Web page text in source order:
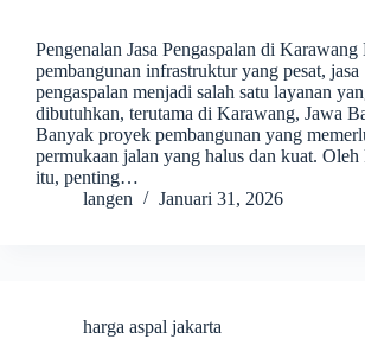
Pengenalan Jasa Pengaspalan di Karawang
pembangunan infrastruktur yang pesat, jasa
pengaspalan menjadi salah satu layanan
dibutuhkan, terutama di Karawang, Jawa
Banyak proyek pembangunan yang
permukaan jalan yang halus dan kuat. Oleh
itu, penting…
langen
Januari 31, 2026
harga aspal jakarta